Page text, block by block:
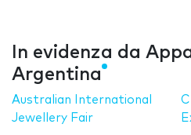
In evidenza da
Argentina
Australian International
Jewellery Fair